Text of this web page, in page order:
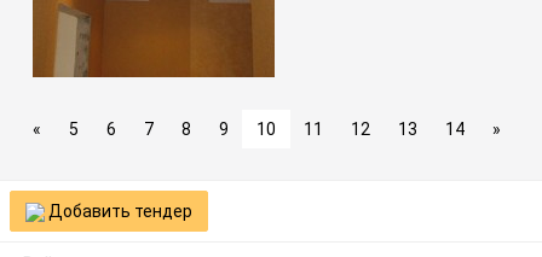
« 5 6 7 8 9 10 11 12 13 14 »
Добавить тендер